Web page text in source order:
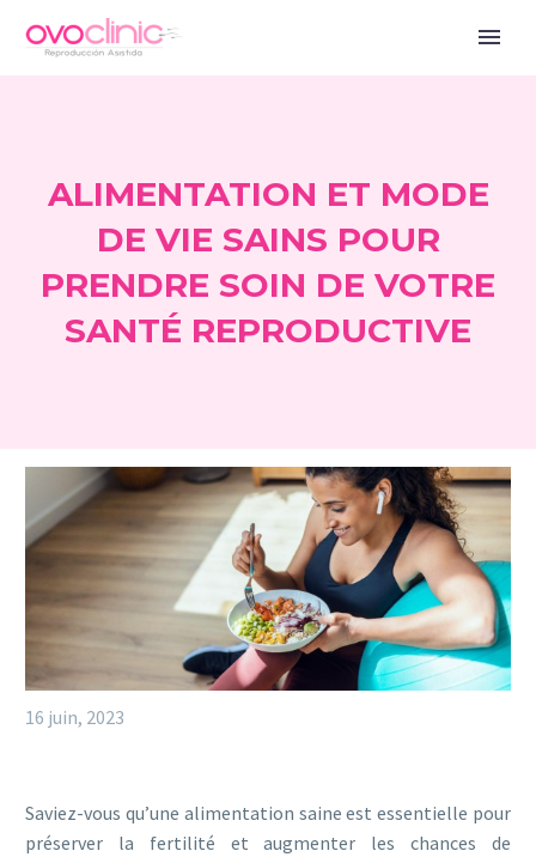
ALIMENTATION ET MODE
DE VIE SAINS POUR
PRENDRE SOIN DE VOTRE
SANTÉ REPRODUCTIVE
16 juin, 2023
Saviez-vous qu’une alimentation saine est essentielle pour
préserver la fertilité et augmenter les chances de